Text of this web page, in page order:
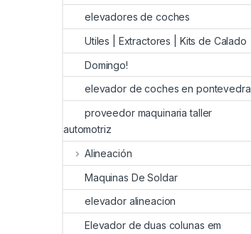
elevadores de coches
Utiles | Extractores | Kits de Calado
Domingo!
elevador de coches en pontevedra
proveedor maquinaria taller
automotriz
Alineación
Maquinas De Soldar
elevador alineacion
Elevador de duas colunas em